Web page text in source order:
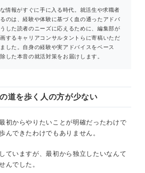
情報がすぐに手に入る時代。就活生や求職者
のは、経験や体験に基づく血の通ったアドバ
した読者のニーズに応えるために、編集部が
するキャリアコンサルタントらに寄稿いただ
した。自身の経験や実アドバイスをベース
した本音の就活対策をお届けします。
道を歩く人の方が少ない
初からやりたいことが明確だったわけで
んできたわけでもありません。
ていますが、最初から独立したいなんて
んでした。
終わらない
歩く人の方が少ない
い